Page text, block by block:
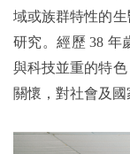
域或族群特性的
研究。經歷 38 年
與科技並重的特
關懷，對社會及國